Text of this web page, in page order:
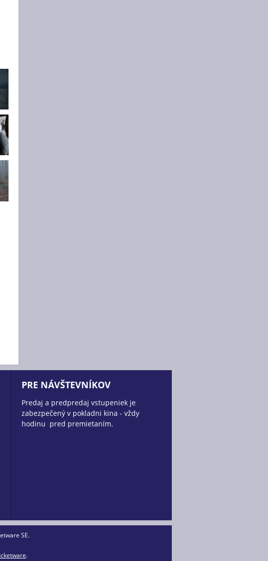
PRE NÁVŠTEVNÍKOV
Predaj a predpredaj vstupeniek je
zabezpečený v pokladni kina - vždy
hodinu pred premietaním.
SE.
.